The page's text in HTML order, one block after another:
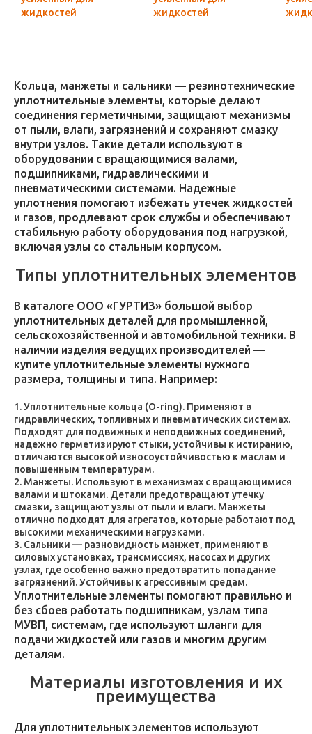
жидкостей
жидкостей
Кольца, манжеты и сальники — резинотехнические
уплотнительные элементы, которые делают
соединения герметичными, защищают механизмы
от пыли, влаги, загрязнений и сохраняют смазку
внутри узлов. Такие детали используют в
оборудовании с вращающимися валами,
подшипниками, гидравлическими и
пневматическими системами. Надежные
уплотнения помогают избежать утечек жидкостей
и газов, продлевают срок службы и обеспечивают
стабильную работу оборудования под нагрузкой,
включая узлы со стальным корпусом.
Типы уплотнительных элементов
В каталоге ООО «ГУРТИЗ» большой выбор
уплотнительных деталей для промышленной,
сельскохозяйственной и автомобильной техники. В
наличии изделия ведущих производителей —
купите уплотнительные элементы нужного
размера, толщины и типа. Например:
Уплотнительные кольца (O-ring). Применяют в
гидравлических, топливных и пневматических системах.
Подходят для подвижных и неподвижных соединений,
надежно герметизируют стыки, устойчивы к истиранию,
отличаются высокой износоустойчивостью к маслам и
повышенным температурам.
Манжеты. Используют в механизмах с вращающимися
валами и штоками. Детали предотвращают утечку
смазки, защищают узлы от пыли и влаги. Манжеты
отлично подходят для агрегатов, которые работают под
высокими механическими нагрузками.
Сальники — разновидность манжет, применяют в
силовых установках, трансмиссиях, насосах и других
узлах, где особенно важно предотвратить попадание
загрязнений. Устойчивы к агрессивным средам.
Уплотнительные элементы помогают правильно и
без сбоев работать подшипникам, узлам типа
МУВП, системам, где используют шланги для
подачи жидкостей или газов и многим другим
деталям.
Материалы изготовления и их
преимущества
Для уплотнительных элементов используют